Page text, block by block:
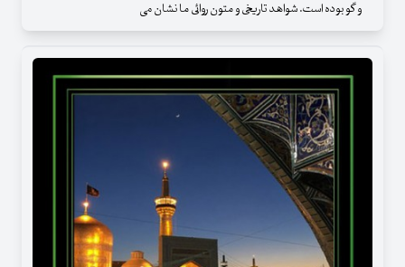
و گو بوده است. شواهد تاریخی و متون روائی ما نشان می